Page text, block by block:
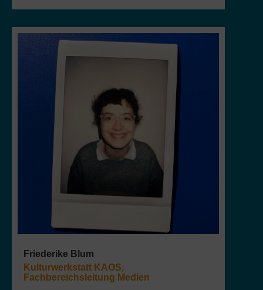
Friederike Blum
Kulturwerkstatt KAOS,
Fachbereichsleitung Medien